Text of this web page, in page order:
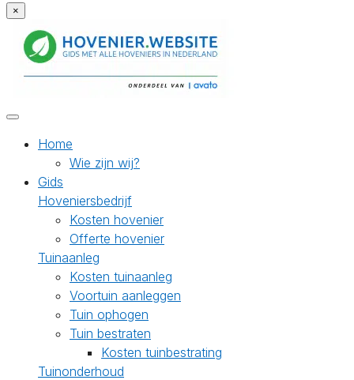
×
Home
Wie zijn wij?
Gids
Hoveniersbedrijf
Kosten hovenier
Offerte hovenier
Tuinaanleg
Kosten tuinaanleg
Voortuin aanleggen
Tuin ophogen
Tuin bestraten
Kosten tuinbestrating
Tuinonderhoud